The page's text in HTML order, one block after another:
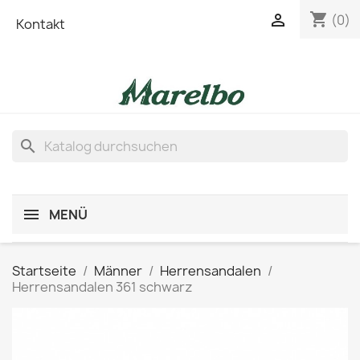
Kontakt shopping_cart (0)

search
MENÜ
Startseite Männer
Herrensandalen
Herrensandalen 361 schwarz